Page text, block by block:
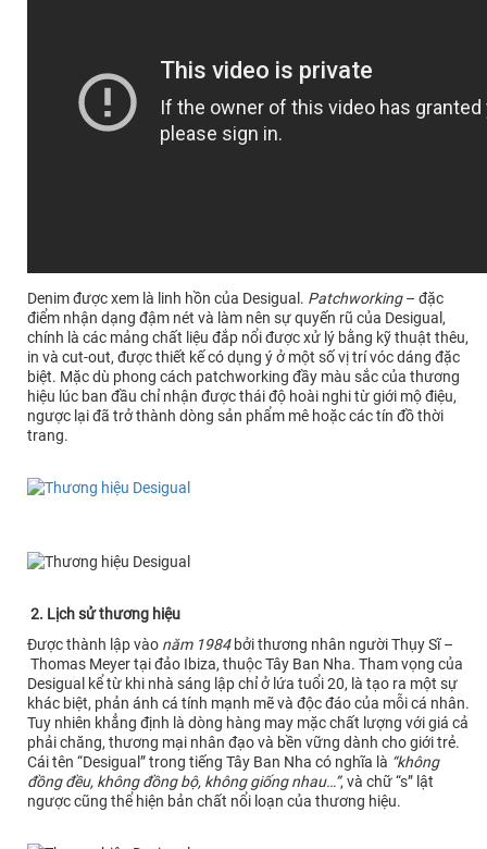
Denim được xem là linh hồn của Desigual. Patchworking– đặc
điểm nhận dạng đậm nét và làm nên sự quyến rũ của Desigual,
chính là các mảng chất liệu đắp nổi được xử lý bằng kỹ thuật thêu,
in và cut-out, được thiết kế có dụng ý ở một số vị trí vóc dáng đặc
biệt. Mặc dù phong cách patchworking đầy màu sắc của thương
hiệu lúc ban đầu chỉ nhận được thái độ hoài nghi từ giới mộ điệu,
ngược lại đã trở thành dòng sản phẩm mê hoặc các tín đồ thời
trang.
2. Lịch sử thương hiệu
Được thành lập vào năm 1984bởi thương nhân người Thụy Sĩ –
Thomas Meyer tại đảo Ibiza, thuộc Tây Ban Nha. Tham vọng của
Desigual kể từ khi nhà sáng lập chỉ ở lứa tuổi 20, là tạo ra một sự
khác biệt, phản ánh cá tính mạnh mẽ và độc đáo của mỗi cá nhân.
Tuy nhiên khẳng định là dòng hàng may mặc chất lượng với giá cả
phải chăng, thương mại nhân đạo và bền vững dành cho giới trẻ.
Cái tên “Desigual” trong tiếng Tây Ban Nha có nghĩa là “không
đồng đều, không đồng bộ, không giống nhau…”, và chữ “s” lật
ngược cũng thể hiện bản chất nổi loạn của thương hiệu.